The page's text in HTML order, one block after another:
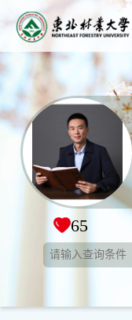
65